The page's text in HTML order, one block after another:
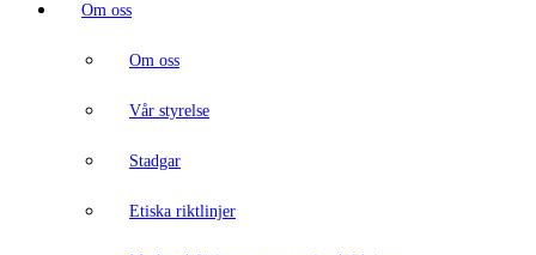
Om oss
Om oss
Vår styrelse
Stadgar
Etiska riktlinjer